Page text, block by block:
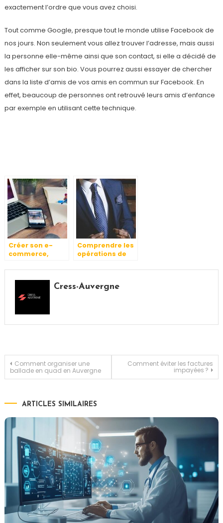
exactement l’ordre que vous avez choisi.
Tout comme Google, presque tout le monde utilise Facebook de
nos jours. Non seulement vous allez trouver l’adresse, mais aussi
la personne elle-même ainsi que son contact, si elle a décidé de
les afficher sur son bio. Vous pourrez aussi essayer de chercher
dans la liste d’amis de vos amis en commun sur Facebook. En
effet, beaucoup de personnes ont retrouvé leurs amis d’enfance
par exemple en utilisant cette technique.
Créer son e-
commerce,
Comprendre les
opérations de
Cress-Auvergne
Navigation
l’article
Comment organiser une
ballade en quad en Auvergne
Comment éviter les factures
impayées ?
ARTICLES SIMILAIRES